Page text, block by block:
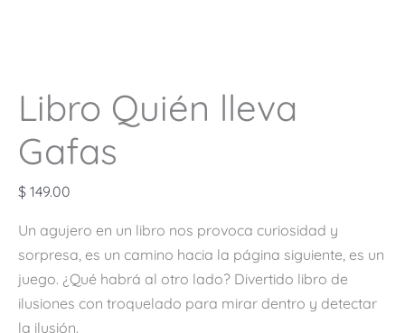
Libro Quién lleva
Gafas
$ 149.00
Un agujero en un libro nos provoca curiosidad y
sorpresa, es un camino hacia la página siguiente, es un
juego. ¿Qué habrá al otro lado? Divertido libro de
ilusiones con troquelado para mirar dentro y detectar
la ilusión.